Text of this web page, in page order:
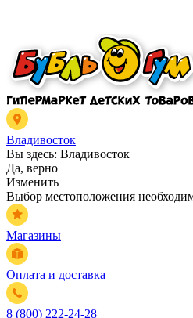
Владивосток
Вы здесь: Владивосток
Да, верно
Изменить
Выбор местоположения
Магазины
Оплата и доставка
8 (800) 222-24-28